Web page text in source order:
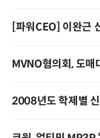
[파워CEO] 이완근
MVNO혐의회, 도매
2008년도 학제별